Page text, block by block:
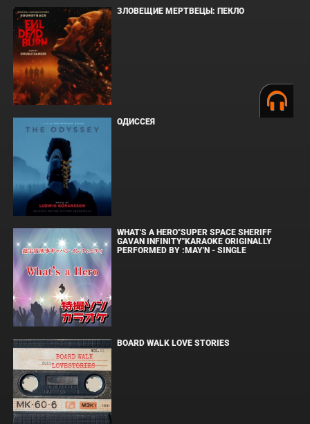
ЗЛОВЕЩИЕ МЕРТВЕЦЫ: ПЕКЛО
ОДИССЕЯ
WHAT'S A HERO"SUPER SPACE SHERIFF
GAVAN INFINITY"KARAOKE ORIGINALLY
PERFORMED BY :MAY'N - SINGLE
BOARD WALK LOVE STORIES